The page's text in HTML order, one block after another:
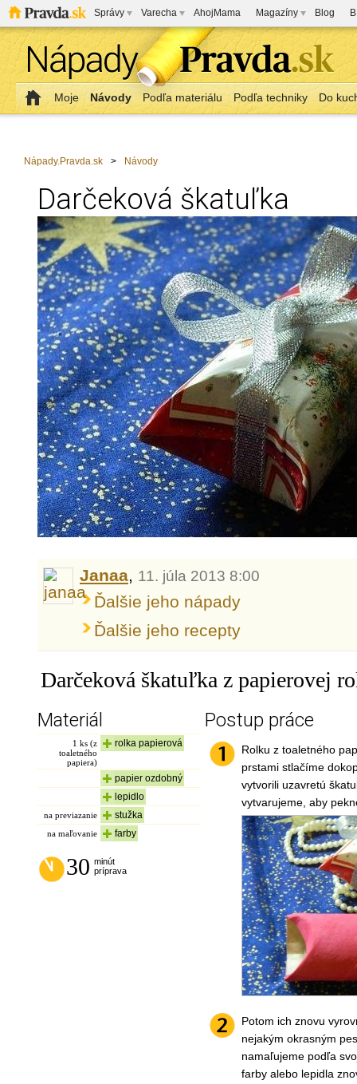
Správy Varecha AhojMama Magazíny Blog
Moje Návody Podľa materiálu Podľa techniky Do
Nápady.Pravda.sk > Návody
Darčeková škatuľka
Janaa, 11. júla 2013 8:00
Ďalšie jeho nápady
Ďalšie jeho recepty
Darčeková škatuľka z papierovej
Materiál
1 ks (z
toaletného
papiera)
rolka papierová
papier ozdobný
lepidlo
na previazanie stužka
na maľovanie farby
30 minút
príprava
Postup práce
Rolku z toaletného
prstami stlačíme
vytvorili uzavretú
vytvarujeme, aby
Potom ich znovu
nejakým okrasným
namaľujeme podľa
farby alebo lepidla